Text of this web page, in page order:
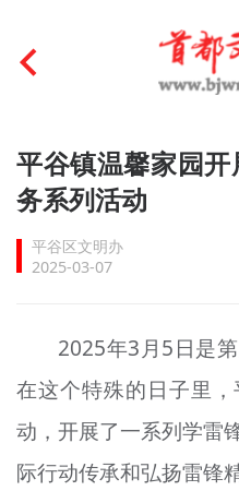
首页
文明创建
文明实践
未成年人思想道德建设
榜样人物
身边好人
平谷镇温馨家园
务系列活动
平谷区文明办
2025-03-07
2025年3月5日是
在这个特殊的日子里
动，开展了一系列学雷
际行动传承和弘扬雷锋